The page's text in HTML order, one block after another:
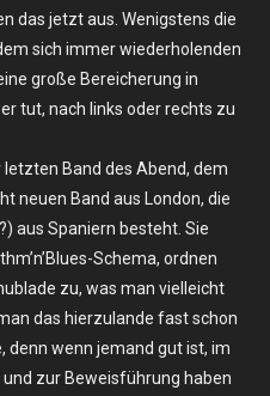
das jetzt aus. Wenigstens die
sich immer wiederholenden
große Bereicherung in
tut, nach links oder rechts zu
letzten Band des Abend, dem
neuen Band aus London, die
aus Spaniern besteht. Sie
Schema, ordnen
zu, was man vielleicht
das hierzulande fast schon
denn wenn jemand gut ist, im
zur Beweisführung haben